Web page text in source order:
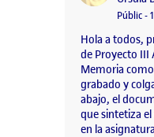
Públic-
Hola a todos,
de Proyecto III
Memoria
grabado y
abajo, el
que sintetiza
en la